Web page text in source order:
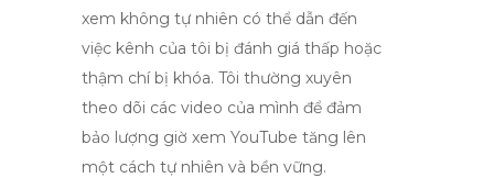
xem không tự nhiên có thể dẫn đến
việc kênh của tôi bị đánh giá thấp hoặc
thậm chí bị khóa. Tôi thường xuyên
theo dõi các video của mình để đảm
bảo lượng giờ xem YouTube tăng lên
một cách tự nhiên và bền vững.